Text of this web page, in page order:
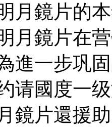
月鏡片的
月鏡片在
進一步巩
请國度一
鏡片還援